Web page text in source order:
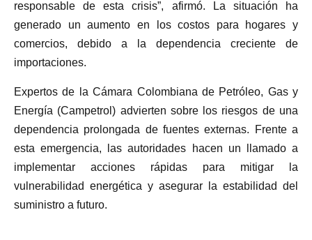
responsable de esta crisis”, afirmó. La situación ha
generado un aumento en los costos para hogares y
comercios, debido a la dependencia creciente de
importaciones.
Expertos de la Cámara Colombiana de Petróleo, Gas y
Energía (Campetrol) advierten sobre los riesgos de una
dependencia prolongada de fuentes externas. Frente a
esta emergencia, las autoridades hacen un llamado a
implementar acciones rápidas para mitigar la
vulnerabilidad energética y asegurar la estabilidad del
suministro a futuro.